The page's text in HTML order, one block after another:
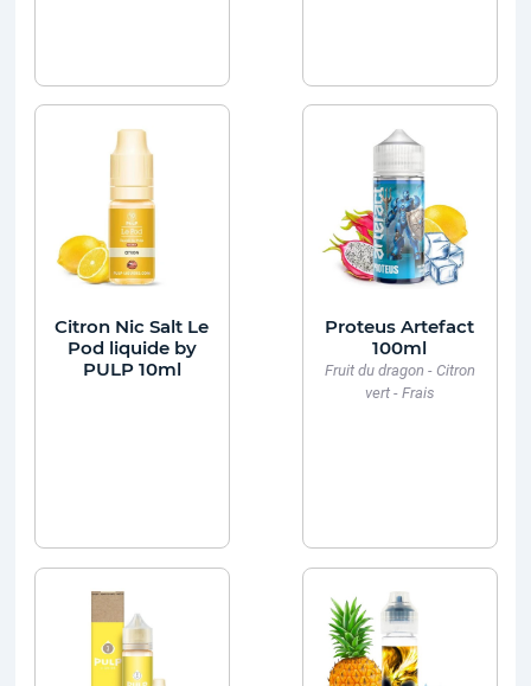
Citron Nic Salt Le
Pod liquide by
PULP 10ml
Proteus Artefact
100ml
Fruit du dragon - Citron
vert - Frais